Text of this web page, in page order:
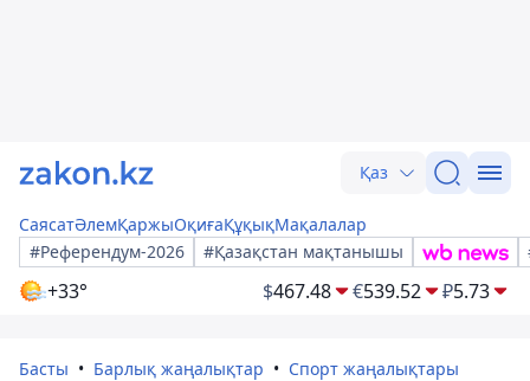
Қаз
СаясатӘлемҚаржыОқиғаҚұқықМақалалар
#Референдум-2026
#Қазақстан мақтанышы
+33° $467.48 €539.52 ₽5.73
Басты Барлық жаңалықтар Спорт жаңалықтары